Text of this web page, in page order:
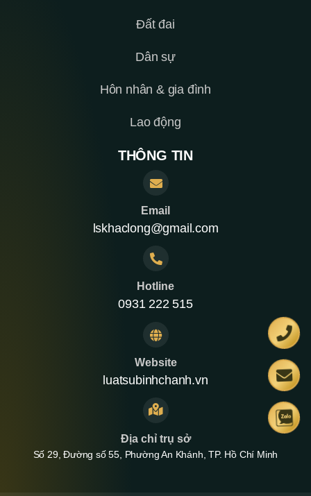
Đất đai
Dân sự
Hôn nhân & gia đình
Lao động
THÔNG TIN
Email
lskhaclong@gmail.com
Hotline
0931 222 515
Website
luatsubinhchanh.vn
Địa chỉ trụ sở
Số 29, Đường số 55, Phường An Khánh, TP. Hồ Chí Minh